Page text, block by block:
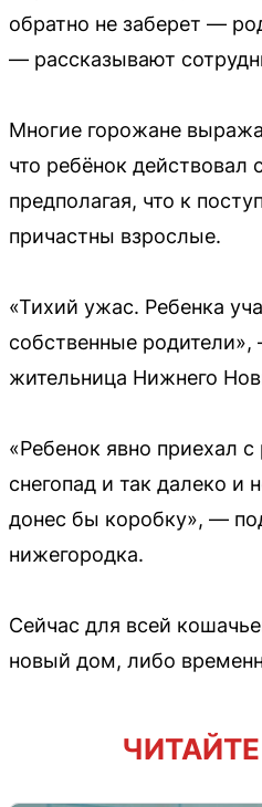
обратно не заберет —
— рассказывают
Многие горожане
что ребёнок действовал
предполагая, что к
причастны взрослые.
«Тихий ужас. Ребенка
собственные
жительница Нижнего
«Ребенок явно приехал
снегопад и так далеко
донес бы коробку», —
нижегородка.
Сейчас для всей
новый дом, либо